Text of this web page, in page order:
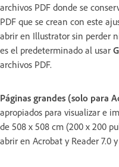
archivos PDF donde se
PDF que se crean con este
abrir en Illustrator sin perder
es el predeterminado al usar
archivos PDF.
Páginas grandes (solo para
apropiados para visualizar e
de 508 x 508 cm (200 x 200
abrir en Acrobat y Reader 7.0